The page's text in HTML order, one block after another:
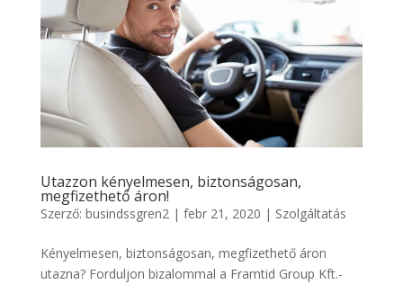
Utazzon kényelmesen, biztonságosan,
megfizethető áron!
Szerző: busindssgren2| febr 21, 2020 | Szolgáltatás
Kényelmesen, biztonságosan, megfizethető áron
utazna? Forduljon bizalommal a Framtid Group Kft.-